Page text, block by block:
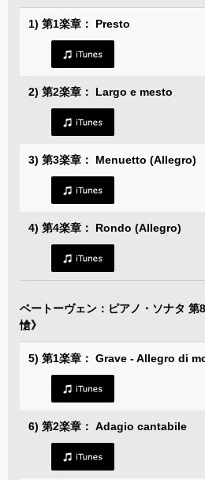
1) 第1楽章： Presto
2) 第2楽章： Largo e mesto
3) 第3楽章： Menuetto (Allegro)
4) 第4楽章： Rondo (Allegro)
ベートーヴェン：ピアノ・ソナタ 第
愴》
5) 第1楽章： Grave - Allegro di
6) 第2楽章： Adagio cantabile